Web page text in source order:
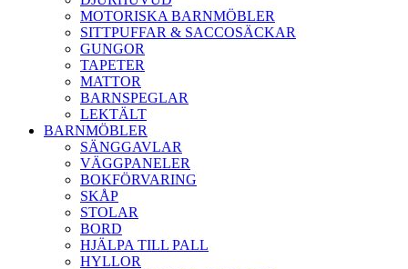
MOTORISKA BARNMÖBLER
SITTPUFFAR & SACCOSÄCKAR
GUNGOR
TAPETER
MATTOR
BARNSPEGLAR
LEKTÄLT
BARNMÖBLER
SÄNGGAVLAR
VÄGGPANELER
BOKFÖRVARING
SKÅP
STOLAR
BORD
HJÄLPA TILL PALL
HYLLOR